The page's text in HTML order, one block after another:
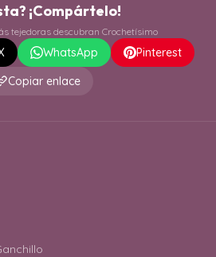
¡Compártelo!
tejedoras descubran Crochetísimo
WhatsApp
Pinterest
Copiar enlace